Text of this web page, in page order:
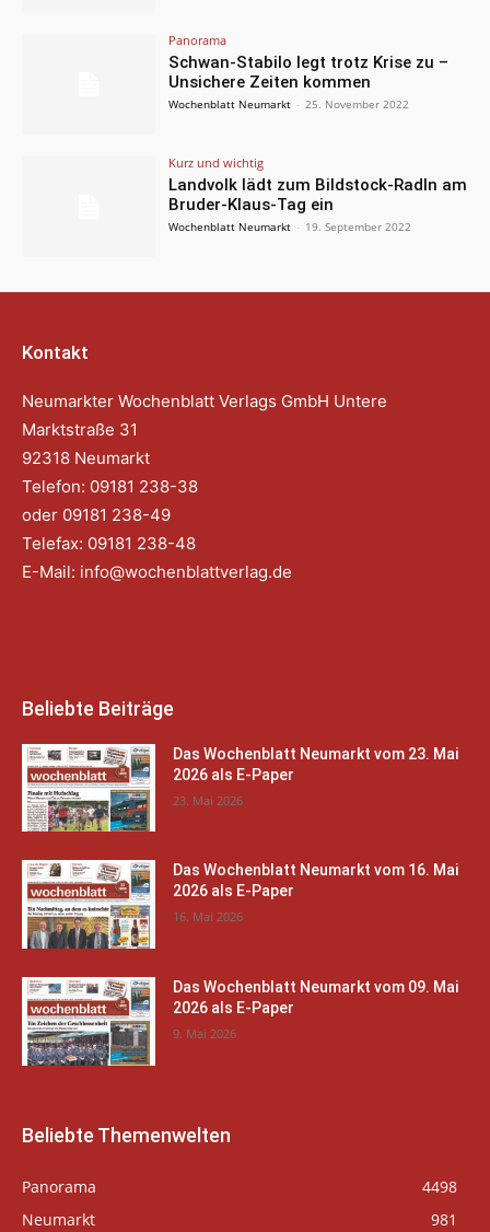
Panorama
Schwan-Stabilo legt trotz Krise zu –
Unsichere Zeiten kommen
Wochenblatt Neumarkt - 25. November 2022
Kurz und wichtig
Landvolk lädt zum Bildstock-Radln am
Bruder-Klaus-Tag ein
Wochenblatt Neumarkt - 19. September 2022
Kontakt
Neumarkter Wochenblatt Verlags GmbH Untere
Marktstraße 31
92318 Neumarkt
Telefon: 09181 238-38
oder 09181 238-49
Telefax: 09181 238-48
E-Mail: info@wochenblattverlag.de
Beliebte Beiträge
Das Wochenblatt Neumarkt vom 23. Mai
2026 als E-Paper
23. Mai 2026
Das Wochenblatt Neumarkt vom 16. Mai
2026 als E-Paper
16. Mai 2026
Das Wochenblatt Neumarkt vom 09. Mai
2026 als E-Paper
9. Mai 2026
Beliebte Themenwelten
Panorama
4498
Neumarkt
981